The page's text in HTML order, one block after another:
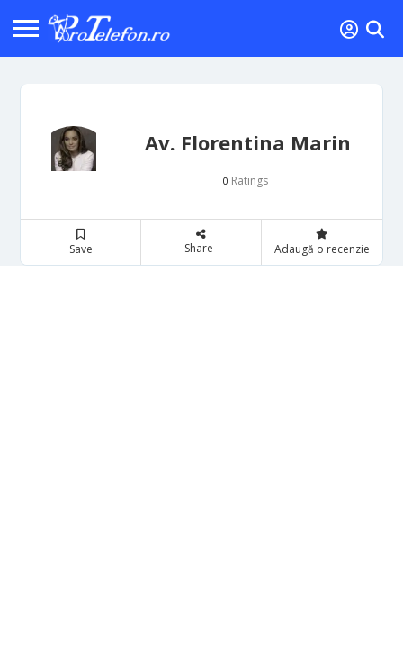
Av. Florentina Marin
0 Ratings
Save Share Adaugă o recenzie